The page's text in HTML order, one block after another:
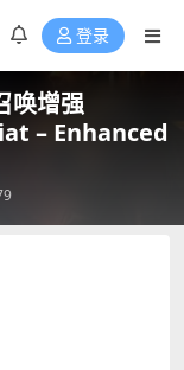
登录
唤增强
– Enhanced